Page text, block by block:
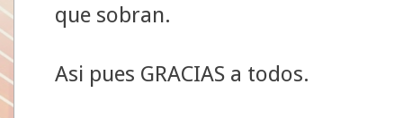
que sobran.
Asi pues GRACIAS a todos.